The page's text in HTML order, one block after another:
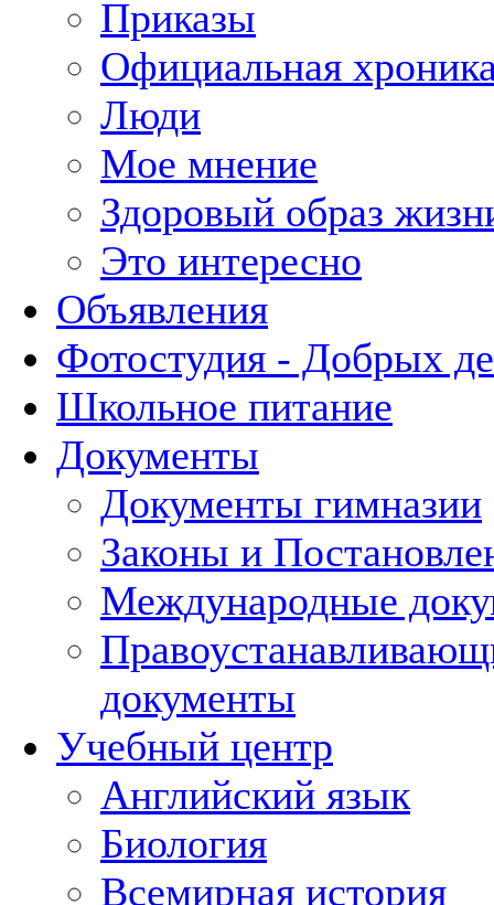
Приказы
Официальная
Люди
Мое мнение
Здоровый образ
Это интересно
Объявления
Фотостудия - Добрых
Школьное питание
Документы
Документы гимназии
Законы и
Международные
документы
Учебный центр
Английский язык
Биология
Всемирная история